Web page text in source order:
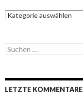
K
a
g
o
n
S
u
e
n
LETZTE KOMMENTARE